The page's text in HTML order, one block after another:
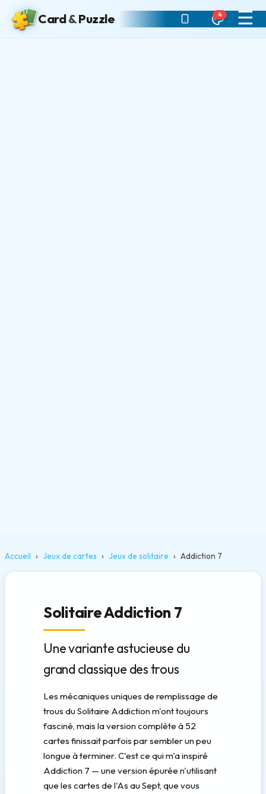
Card&Puzzle ☰
4
Accueil Jeux de cartes Jeux de solitaire Addiction 7
Solitaire Addiction 7
Une variante astucieuse du
grand classique des trous
Les mécaniques uniques de remplissage de
trous du Solitaire Addiction m'ont toujours
fasciné, mais la version complète à 52
cartes finissait parfois par sembler un peu
longue à terminer. C'est ce qui m'a inspiré
Addiction 7 — une version épurée n'utilisant
que les cartes de l'As au Sept, que vous